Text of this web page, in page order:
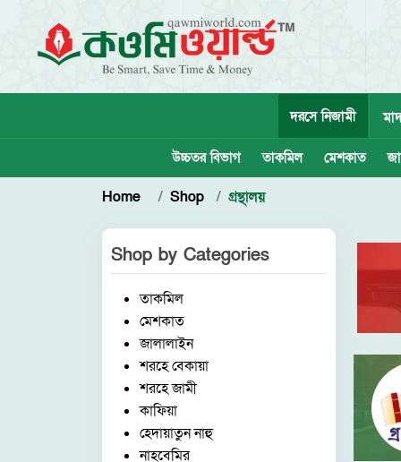
দরসে নিজামী
উচ্চতর বিভাগ তাকমিল মেশকাত
Home Shop গ্রন্থালয়
Shop by Categories
তাকমিল
মেশকাত
জালালাইন
শরহে বেকায়া
শরহে জামী
কাফিয়া
হেদায়াতুন নাহু
নাহবেমির